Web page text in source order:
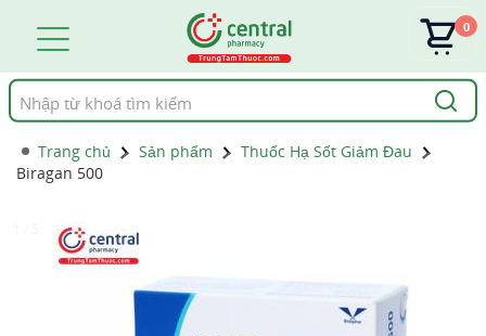
Tìm
kiếm
0
Trang chủ Sản phẩm
Thuốc Hạ Sốt Giảm Đau
Biragan 500